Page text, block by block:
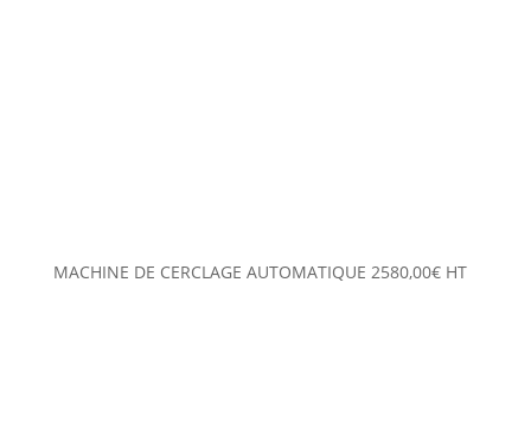
MACHINE DE CERCLAGE AUTOMATIQUE 2580,00€ HT